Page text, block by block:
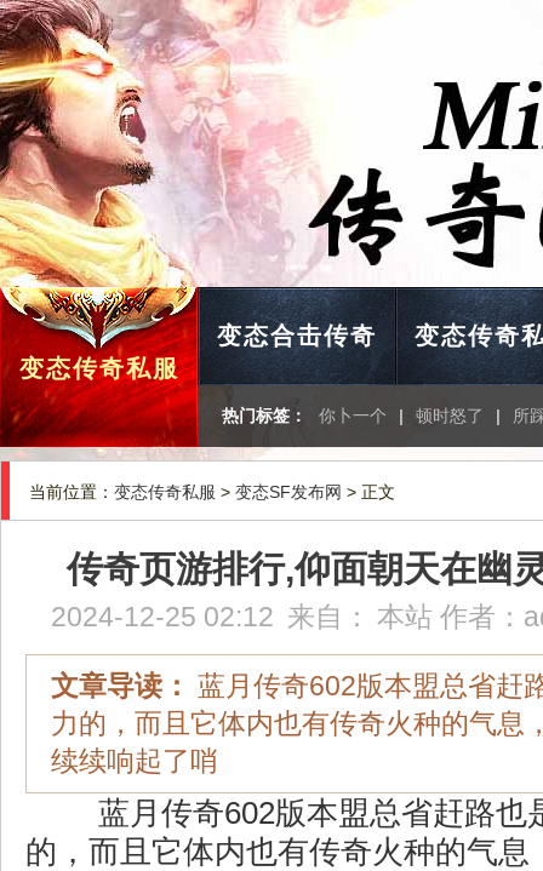
变态传奇私服
变态合击传奇 变态传奇
热门标签： 你卜一个 | 顿时怒了 | 所
当前位置： 变态传奇私服 > 变态SF发布网 > 正文
传奇页游排行,仰面朝天在幽
2024-12-25 02:12 来自： 本站 作者：
文章导读： 蓝月传奇602版本盟总省赶
力的，而且它体内也有传奇火种的气息
续续响起了哨
蓝月传奇602版本盟总省赶路也
的，而且它体内也有传奇火种的气息